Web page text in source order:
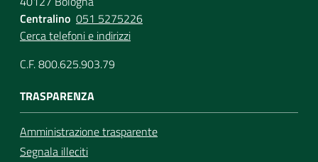
Centralino 051 5275226
Cerca telefoni e indirizzi
C.F. 800.625.903.79
TRASPARENZA
Amministrazione trasparente
Segnala illeciti